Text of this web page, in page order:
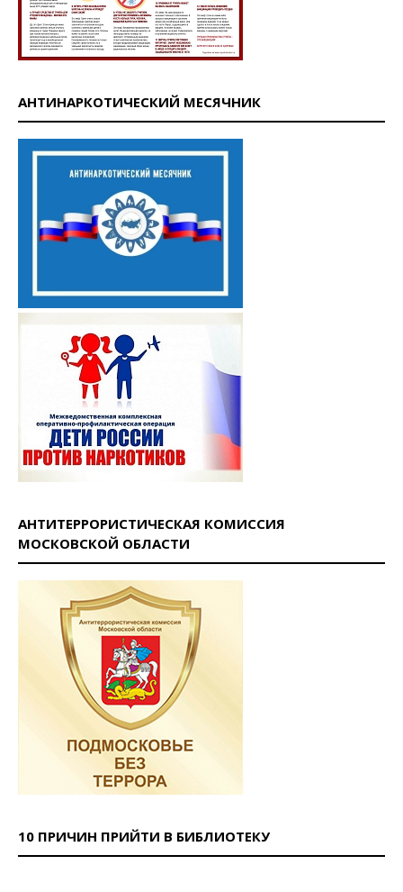
АНТИНАРКОТИЧЕСКИЙ МЕСЯЧНИК
АНТИТЕРРОРИСТИЧЕСКАЯ КОМИССИЯ
МОСКОВСКОЙ ОБЛАСТИ
10 ПРИЧИН ПРИЙТИ В БИБЛИОТЕКУ